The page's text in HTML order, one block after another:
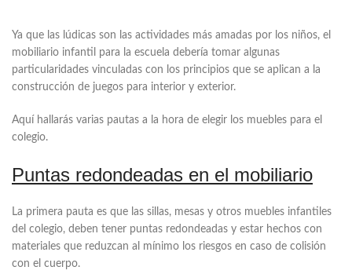
Ya que las lúdicas son las actividades más amadas por los niños, el
mobiliario infantil para la escuela debería tomar algunas
particularidades vinculadas con los principios que se aplican a la
construcción de juegos para interior y exterior.
Aquí hallarás varias pautas a la hora de elegir los muebles para el
colegio.
Puntas redondeadas en el mobiliario
La primera pauta es que las sillas, mesas y otros muebles infantiles
del colegio, deben tener puntas redondeadas y estar hechos con
materiales que reduzcan al mínimo los riesgos en caso de colisión
con el cuerpo.